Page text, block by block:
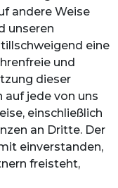
andere Weise
unseren
eine
und
dieser
jede von uns
einschließlich
an Dritte. Der
einverstanden,
freisteht,